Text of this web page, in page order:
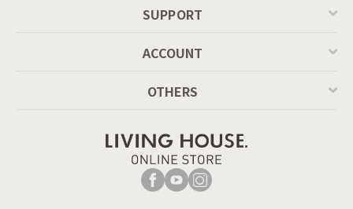
SUPPORT
ACCOUNT
OTHERS